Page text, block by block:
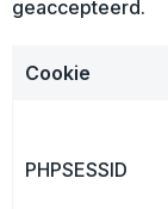
Lampen en
Paraplu's
Persoonlijke
Laptop
Opvouwbare
Polo's
Sweaters
geaccepteerd.
Cookie
PHPSESSID